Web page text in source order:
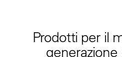
Prodotti per il
generazione